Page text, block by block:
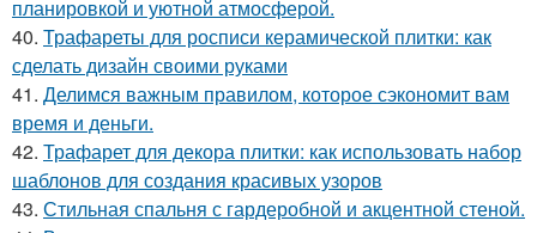
планировкой и уютной атмосферой.
40. Трафареты для росписи керамической плитки: как
сделать дизайн своими руками
41. Делимся важным правилом, которое сэкономит вам
время и деньги.
42. Трафарет для декора плитки: как использовать набор
шаблонов для создания красивых узоров
43. Стильная спальня с гардеробной и акцентной стеной.